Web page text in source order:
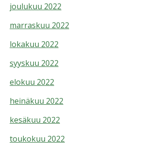
joulukuu 2022
marraskuu 2022
lokakuu 2022
syyskuu 2022
elokuu 2022
heinäkuu 2022
kesäkuu 2022
toukokuu 2022